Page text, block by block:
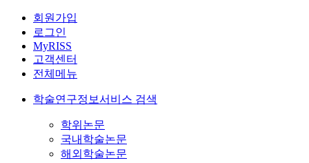
회원가입
로그인
MyRISS
고객센터
전체메뉴
학술연구정보서비스 검색
학위논문
국내학술논문
해외학술논문